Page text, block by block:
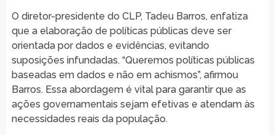
O diretor-presidente do CLP, Tadeu Barros, enfatiza
que a elaboração de políticas públicas deve ser
orientada por dados e evidências, evitando
suposições infundadas. “Queremos políticas públicas
baseadas em dados e não em achismos”, afirmou
Barros. Essa abordagem é vital para garantir que as
ações governamentais sejam efetivas e atendam às
necessidades reais da população.